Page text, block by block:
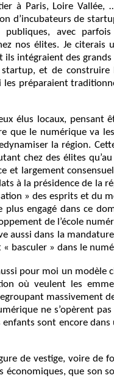
à Paris, Loire Vallée,
d’incubateurs de
avec parfois
nos élites. Je citerais
intégraient des grands
et de construire
les préparaient
élus locaux, pensant
que le numérique va
la région.
chez des élites
et largement
à la présidence de la
» des esprits et du
engagé dans ce
de l’école
aussi dans la
basculer » dans le
pour moi un modèle
où veulent les
massivement
ne s’opèrent
sont encore dans
de vestige, voire de
économiques, que son